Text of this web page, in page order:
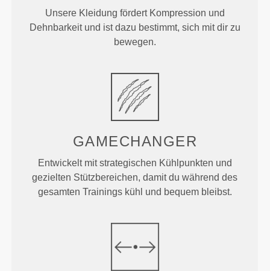
Unsere Kleidung fördert Kompression und
Dehnbarkeit und ist dazu bestimmt, sich mit dir zu
bewegen.
GAMECHANGER
Entwickelt mit strategischen Kühlpunkten und
gezielten Stützbereichen, damit du während des
gesamten Trainings kühl und bequem bleibst.